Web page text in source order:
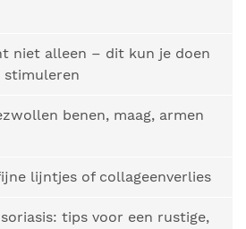
niet alleen – dit kun je doen
stimuleren
benen, maag, armen
lijntjes of collageenverlies
tips voor een rustige,